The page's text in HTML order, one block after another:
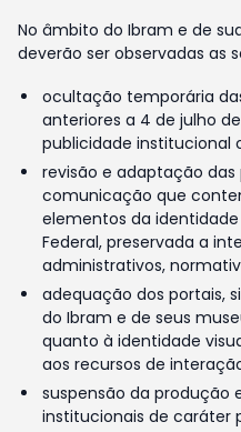
No âmbito do Ibram e de
deverão ser observadas as
ocultação temporária
anteriores a 4 de julho
publicidade institucional
revisão e adaptação das
comunicação que
elementos da
Federal, preservada a
administrativos,
adequação dos portais,
do Ibram e de seus
quanto à identidade
aos recursos de
suspensão da produção
institucionais de caráter